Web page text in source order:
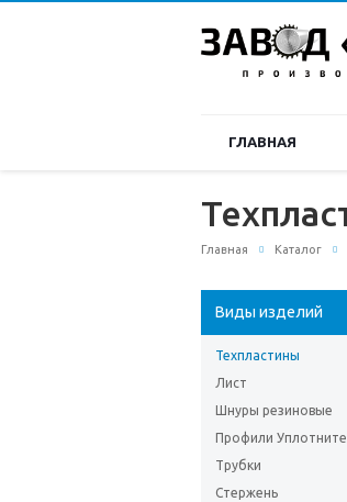
ГЛАВНАЯ
Главная Каталог
Виды изделий
Техпластины
Лист
Шнуры резиновые
Профили
Трубки
Стержень